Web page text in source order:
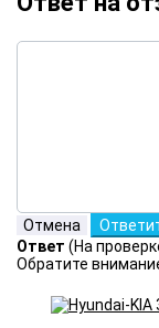
Ответ (На
Обратите